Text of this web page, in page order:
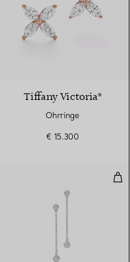
Tiffany Victoria®
Ohrringe
€ 15.300
by the Yard™ ​​Ohrhänger